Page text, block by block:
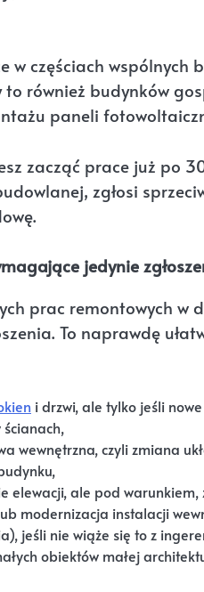
w częściach wspólnych
to również budynków
paneli
zacząć prace już
zgłosi
jedynie
prac remontowych
To naprawdę
i drzwi, ale tylko jeśli
wewnętrzna, czyli zmiana
elewacji, ale pod warunkiem,
modernizacja instalacji
jeśli nie wiąże się to z
obiektów małej